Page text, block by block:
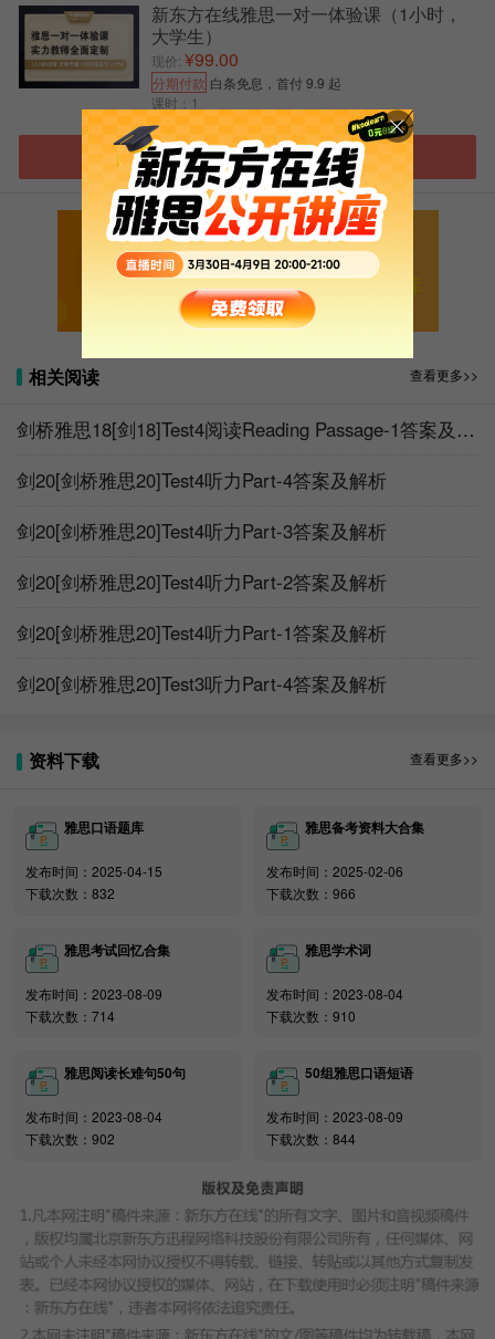
4 B
5 D
6 energy
7 food
8 gardening
10&11 IN EITHER ORDER
12&13 IN EITHER ORDER
A
D
剑18阅读-Test4-Passage-1刷题链接
剑18阅读-Test4-Passage-1原文
https://ielts.koolearn.com/
剑18阅读-Test4-Passage-1原文翻译
剑18阅读-Test4-Passage-1完整版答案
剑18阅读-Test4-Passage-1完整答案解
新东方在线雅思一对一体验课（1小时，
大学生）
现价: ¥99.00
分期付款 白条免息，首付 9.9 起
课时：1
进入雅思选课中心
扫码添加助教号
免费获取最新雅思口语题库
相关阅读 查看更多>>
剑桥雅思18[剑18]Test4阅读Reading Passage-1答案及解析
剑20[剑桥雅思20]Test4听力Part-4答案及解析
剑20[剑桥雅思20]Test4听力Part-3答案及解析
剑20[剑桥雅思20]Test4听力Part-2答案及解析
剑20[剑桥雅思20]Test4听力Part-1答案及解析
剑20[剑桥雅思20]Test3听力Part-4答案及解析
资料下载 查看更多>>
雅思口语题库
发布时间：2025-04-15
下载次数：832
雅思备考资料大合集
发布时间：2025-02-06
下载次数：966
雅思考试回忆合集
发布时间：2023-08-09
下载次数：714
雅思学术词
发布时间：2023-08-04
下载次数：910
雅思阅读长难句50句
发布时间：2023-08-04
下载次数：902
50组雅思口语短语
发布时间：2023-08-09
下载次数：844